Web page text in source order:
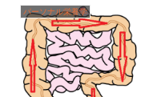
パーソナル栄養学